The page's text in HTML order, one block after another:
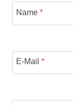
Name *
E-Mail *